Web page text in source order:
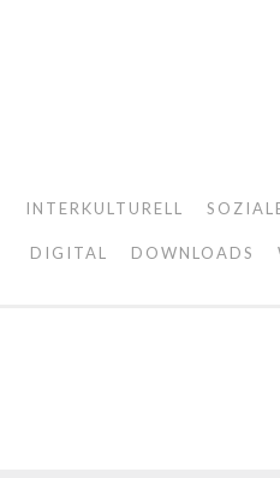
INTERKULTURELL
DIGITAL DOWNLOADS